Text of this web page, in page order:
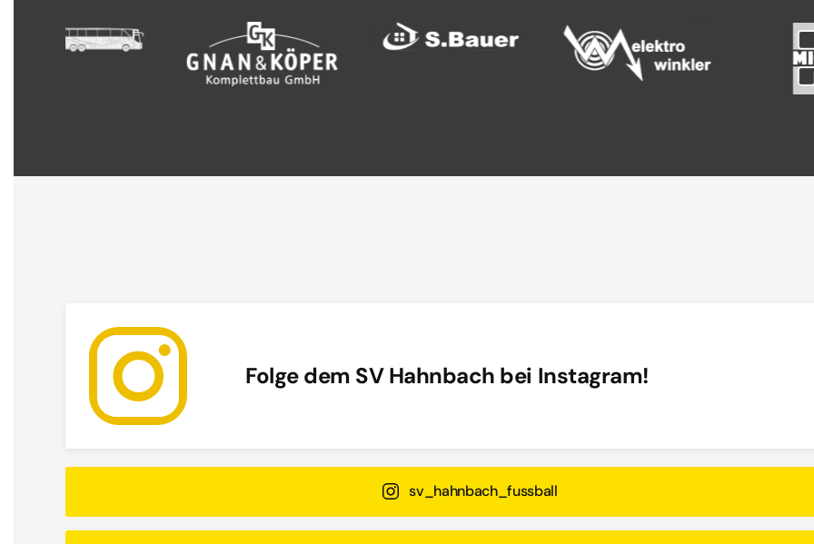
Folge dem SV Hahnbach bei Instagram!
sv_hahnbach_fussball